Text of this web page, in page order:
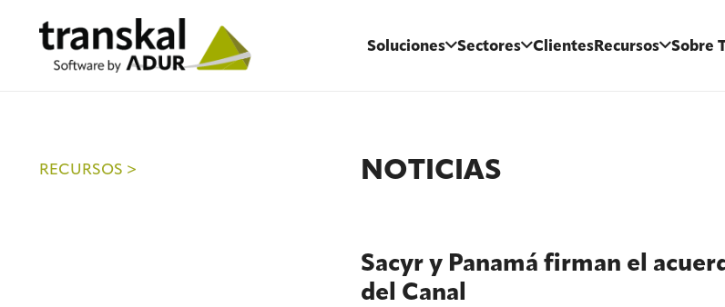
Soluciones Sectores ClientesRecursos Sobre
RECURSOS > NOTICIAS
Sacyr y Panamá firman el
del Canal